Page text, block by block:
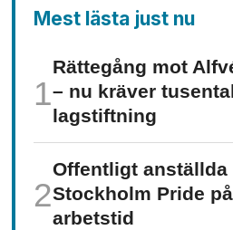
Mest lästa just nu
Rättegång mot
– nu kräver
lagstiftning
Offentligt anställda
Stockholm Pride
arbetstid